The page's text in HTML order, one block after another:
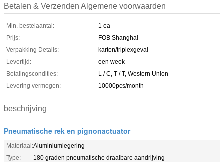
Betalen & Verzenden Algemene voorwaarden
Min. bestelaantal:
1 ea
Prijs:
FOB Shanghai
Verpakking Details:
karton/triplexgeval
Levertijd:
een week
Betalingscondities:
L / C, T / T, Western Union
Levering vermogen:
10000pcs/month
beschrijving
Pneumatische rek en pignonactuator
Materiaal:Aluminiumlegering
Type:
180 graden pneumatische draaibare aandrijving